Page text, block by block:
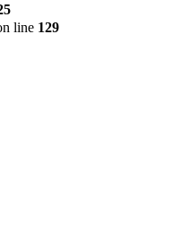
line 129